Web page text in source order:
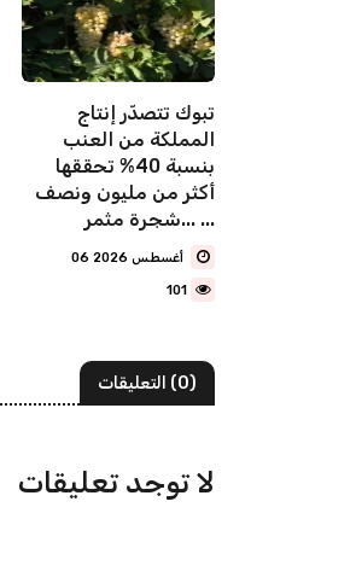
تبوك تتصدّر إنتاج
المملكة من العنب
بنسبة 40% تحققها
أكثر من مليون ونصف
شجرة مثمر... ...
101
(0) التعليقات
لا توجد تعليقات